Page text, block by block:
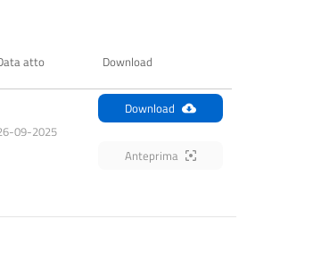
atto Download
09-2025
Download
Anteprima